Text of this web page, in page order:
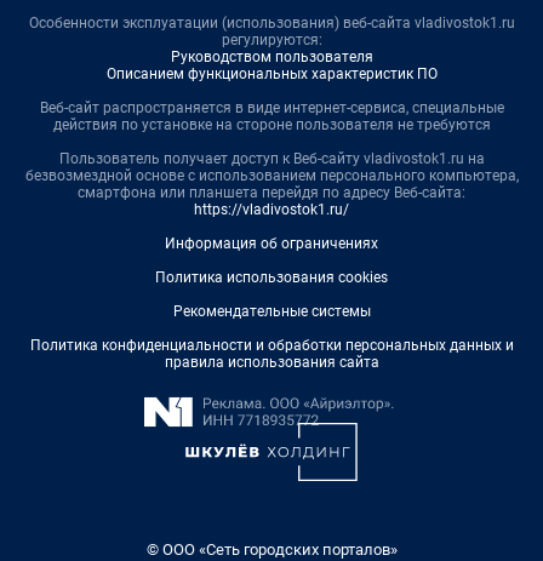
Особенности эксплуатации (использования) веб-сайта vladivostok1.ru
регулируются:
Руководством пользователя
Описанием функциональных характеристик ПО
Веб-сайт распространяется в виде интернет-сервиса, специальные
действия по установке на стороне пользователя не требуются
Пользователь получает доступ к Веб-сайту vladivostok1.ru на
безвозмездной основе с использованием персонального компьютера,
смартфона или планшета перейдя по адресу Веб-сайта:
https://vladivostok1.ru/
Информация об ограничениях
Политика использования cookies
Рекомендательные системы
Политика конфиденциальности и обработки персональных данных и
правила использования сайта
© ООО «Сеть городских порталов»